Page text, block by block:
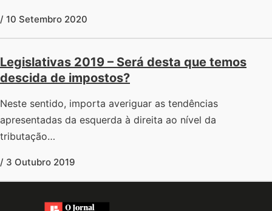
/ 10 Setembro 2020
Legislativas 2019 – Será desta que temos
descida de impostos?
Neste sentido, importa averiguar as tendências
apresentadas da esquerda à direita ao nível da
tributação…
/ 3 Outubro 2019